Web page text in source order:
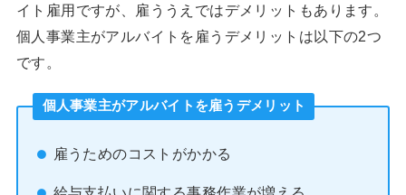
イト雇用ですが、雇ううえではデメリットもあります。
個人事業主がアルバイトを雇うデメリットは以下の2つ
です。
個人事業主がアルバイトを雇うデメリット
雇うためのコストがかかる